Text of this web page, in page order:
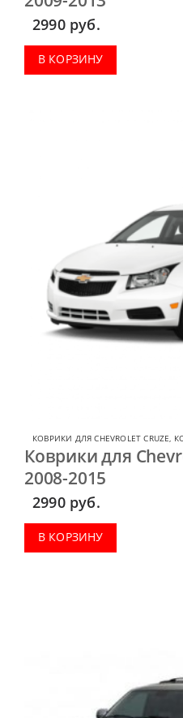
2990 руб.
В КОРЗИНУ
КОВРИКИ ДЛЯ CHEVROLET CRUZE,
Коврики для
2008-2015
2990 руб.
В КОРЗИНУ